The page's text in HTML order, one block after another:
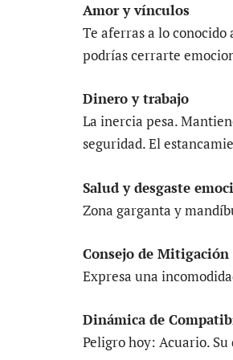
Amor y vínculos
Te aferras a lo
podrías cerrarte
Dinero y trabajo
La inercia pesa.
seguridad. El
Salud y desgaste
Zona garganta y
Consejo de Mitigación
Expresa una
Dinámica de
Peligro hoy: Acuario.